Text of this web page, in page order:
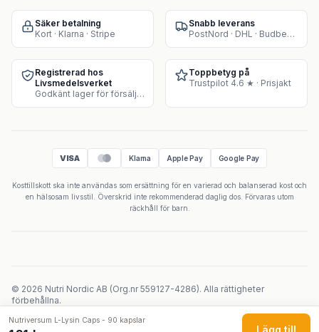
Nutriversum L-Lysin Caps - 90 kapslar
Lägg till
Säker betalning
Kort · Klarna · Stripe
Snabb leverans
PostNord · DHL · Budbee · Instabox
Registrerad hos
Livsmedelsverket
Godkänt lager för försäljning av kosttillskott
Toppbetyg på
Trustpilot 4.6 ★ · Prisjakt
VISA Klarna Apple Pay Google Pay
Kosttillskott ska inte användas som ersättning för en varierad och balanserad kost och
en hälsosam livsstil. Överskrid inte rekommenderad daglig dos. Förvaras utom
räckhåll för barn.
© 2026 Nutri Nordic AB (Org.nr 559127-4286). Alla rättigheter
förbehållna.